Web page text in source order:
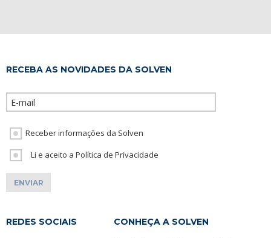
RECEBA AS NOVIDADES DA SOLVEN
Receber informações da Solven
Li e aceito a Política de Privacidade
REDES SOCIAIS CONHEÇA A SOLVEN